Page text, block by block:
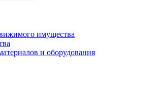
имущества
и оборудования